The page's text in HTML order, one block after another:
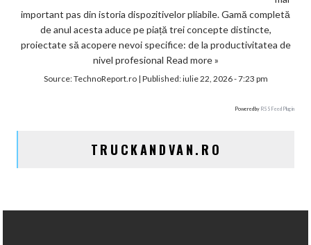
important pas din istoria dispozitivelor pliabile. Gamă completă
de anul acesta aduce pe piață trei concepte distincte,
proiectate să acopere nevoi specifice: de la productivitatea de
nivel profesional Read more »
Source:TechnoReport.ro| Published:iulie 22, 2026 - 7:23 pm
Powered by RSS Feed Plugin
TRUCKANDVAN.RO